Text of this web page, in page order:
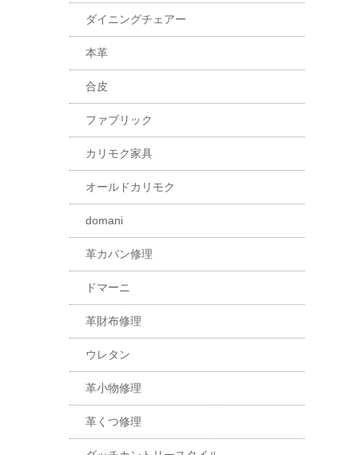
ダイニングチェアー
本革
合皮
ファブリック
カリモク家具
オールドカリモク
domani
革カバン修理
ドマーニ
革財布修理
ウレタン
革小物修理
革くつ修理